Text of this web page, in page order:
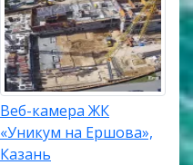
Веб-камера ЖК
«Уникум на Ершова»,
Казань